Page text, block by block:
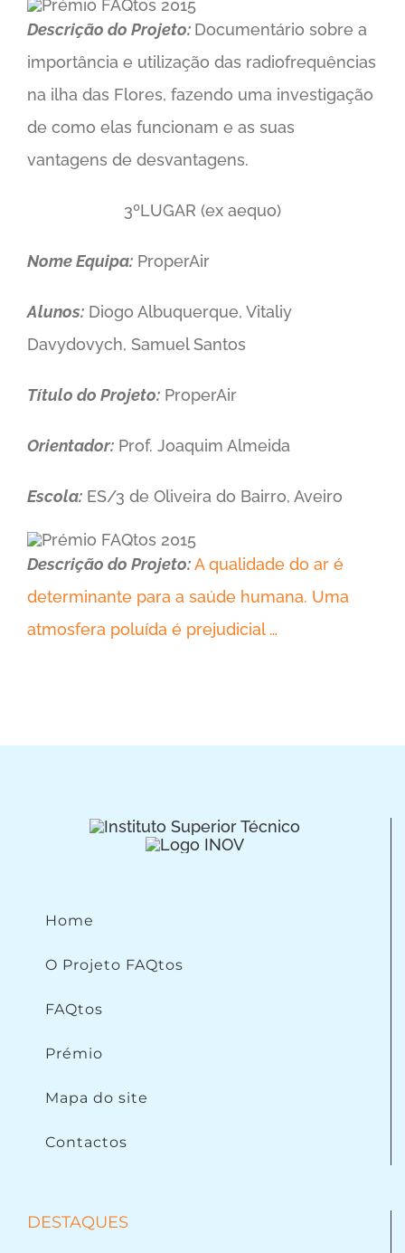
Descrição do Projeto: Documentário sobre a
importância e utilização das radiofrequências
na ilha das Flores, fazendo uma investigação
de como elas funcionam e as suas
vantagens de desvantagens.
3ºLUGAR (ex aequo)
Nome Equipa:ProperAir
Alunos:Diogo Albuquerque, Vitaliy
Davydovych, Samuel Santos
Título do Projeto:ProperAir
Orientador:Prof. Joaquim Almeida
Escola:ES/3 de Oliveira do Bairro, Aveiro
Descrição do Projeto:A qualidade do ar é
determinante para a saúde humana. Uma
atmosfera poluída é prejudicial …
Home
O Projeto FAQtos
FAQtos
Prémio
Mapa do site
Contactos
DESTAQUES